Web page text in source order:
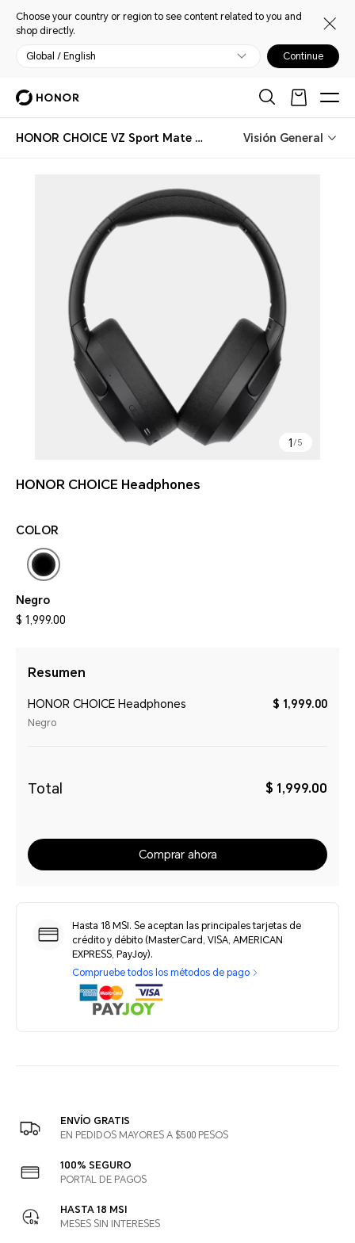
Choose your country or region to see content related to you and
shop directly.
Global / English Continue
HONOR CHOICE VZ Sport Mate Headphones Visión General
1 /5
HONOR CHOICE Headphones
COLOR
Negro
$ 1,999.00
Resumen
HONOR CHOICE Headphones
Negro
$ 1,999.00
Total $ 1,999.00
Comprar ahora
Hasta 18 MSI. Se aceptan las principales tarjetas de
crédito y débito (MasterCard, VISA, AMERICAN
EXPRESS, PayJoy).
Compruebe todos los métodos de pago
ENVÍO GRATIS
EN PEDIDOS MAYORES A $500 PESOS
100% SEGURO
PORTAL DE PAGOS
HASTA 18 MSI
MESES SIN INTERESES